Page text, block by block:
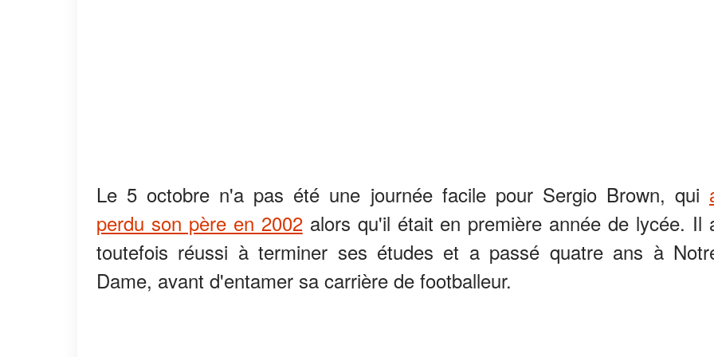
Le 5 octobre n'a pas été une journée facile pour Sergio Brown, qui
perdu son père en 2002alors qu'il était en première année de lycée. Il
toutefois réussi à terminer ses études et a passé quatre ans à
Dame, avant d'entamer sa carrière de footballeur.